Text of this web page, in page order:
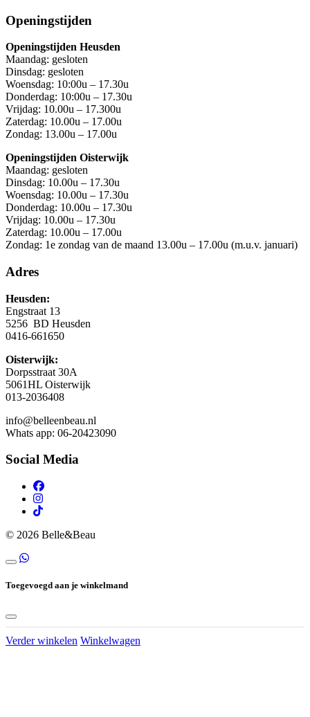
Openingstijden
Openingstijden Heusden
Maandag: gesloten
Dinsdag: gesloten
Woensdag: 10:00u – 17.30u
Donderdag: 10:00u – 17.30u
Vrijdag: 10.00u – 17.300u
Zaterdag: 10.00u – 17.00u
Zondag: 13.00u – 17.00u
Openingstijden Oisterwijk
Maandag: gesloten
Dinsdag: 10.00u – 17.30u
Woensdag: 10.00u – 17.30u
Donderdag: 10.00u – 17.30u
Vrijdag: 10.00u – 17.30u
Zaterdag: 10.00u – 17.00u
Zondag: 1e zondag van de maand 13.00u – 17.00u (m.u.v. januari)
Adres
Heusden:
Engstraat 13
5256 BD Heusden
0416-661650
Oisterwijk:
Dorpsstraat 30A
5061HL Oisterwijk
013-2036408
info@belleenbeau.nl
Whats app: 06-20423090
Social Media
© 2026 Belle&Beau
Toegevoegd aan je winkelmand
Verder winkelen Winkelwagen